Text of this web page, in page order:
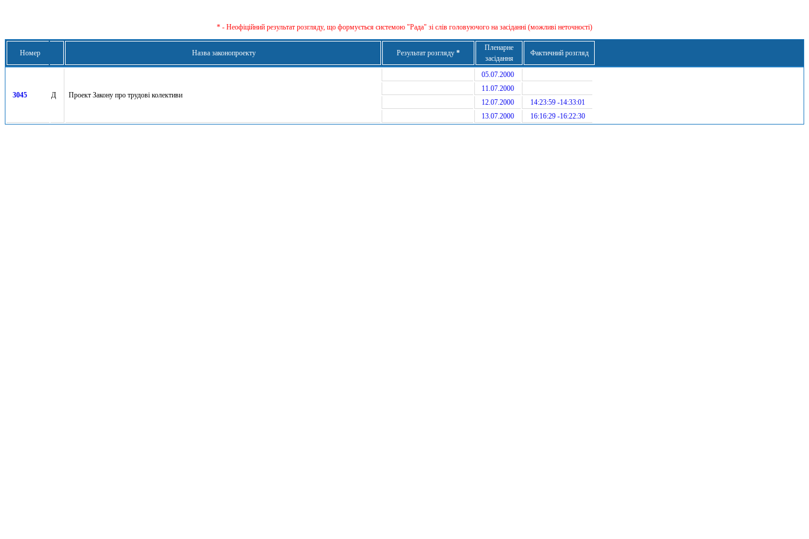
* - Неофіційний результат розгляду, що формується сиcтемою "Рада" зі слів головуючого на засіданні (можливі неточності)
Номер Назва законопроекту Результат розгляду *
Пленарне
засідання
Фактичний розгляд
3045 Д Проект Закону про трудові колективи
05.07.2000
11.07.2000
12.07.2000
14:23:59 -14:33:01
13.07.2000
16:16:29 -16:22:30